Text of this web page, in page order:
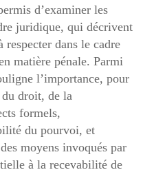
d’examiner les
juridique, qui décrivent
respecter dans le cadre
matière pénale. Parmi
l’importance, pour
droit, de la
formels,
du pourvoi, et
moyens invoqués par
à la recevabilité de